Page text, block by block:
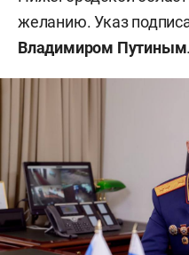
желанию. Указ
Владимиром Путиным.